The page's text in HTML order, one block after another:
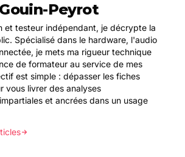
Peyrot
et testeur indépendant, je décrypte la
Spécialisé dans le hardware, l'audio
je mets ma rigueur technique
de formateur au service de mes
est simple : dépasser les fiches
vous livrer des analyses
et ancrées dans un usage